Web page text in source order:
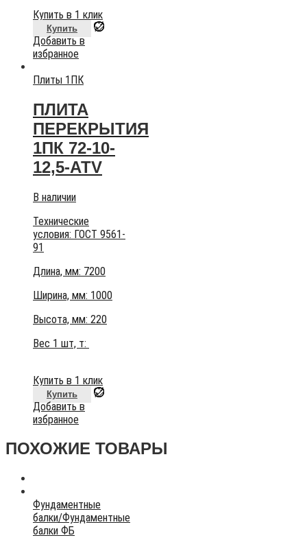
Купить в 1 клик
Купить
Добавить в
избранное
Плиты 1ПК
ПЛИТА
ПЕРЕКРЫТИЯ
1ПК 72-10-
12,5-АТV
В наличии
Технические
условия: ГОСТ 9561-
91
Длина, мм: 7200
Ширина, мм: 1000
Высота, мм: 220
Вес 1 шт, т:
Купить в 1 клик
Купить
Добавить в
избранное
ПОХОЖИЕ ТОВАРЫ
Фундаментные
балки/Фундаментные
балки ФБ